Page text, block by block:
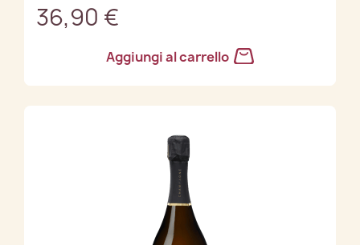
36,90 €
Aggiungi al carrello